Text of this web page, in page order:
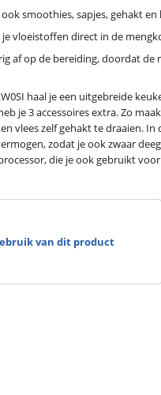
smoothies, sapjes, gehakt
vloeistoffen direct in de
af op de bereiding, doordat de
haal je een uitgebreide
je 3 accessoires extra. Zo
vlees zelf gehakt te draaien.
zodat je ook zwaar
die je ook gebruikt
van dit product